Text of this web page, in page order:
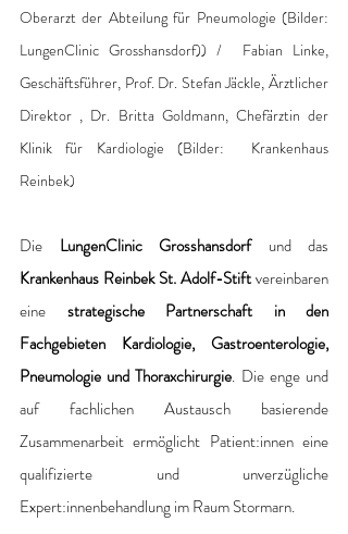
Oberarzt der Abteilung für Pneumologie (Bilder:
LungenClinic Grosshansdorf)) /  Fabian Linke,
Geschäftsführer, Prof. Dr. Stefan Jäckle, Ärztlicher
Direktor , Dr. Britta Goldmann, Chefärztin der
Klinik für Kardiologie (Bilder:  Krankenhaus
Reinbek)
Die LungenClinic Grosshansdorf
Krankenhaus Reinbek St. Adolf-Stift vereinbaren
eine strategische Partnerschaft in den
Fachgebieten Kardiologie, Gastroenterologie,
Pneumologie und Thoraxchirurgie. Die enge und
auf fachlichen Austausch basierende
Zusammenarbeit ermöglicht Patient:innen eine
qualifizierte und unverzügliche
Expert:innenbehandlung im Raum Stormarn.